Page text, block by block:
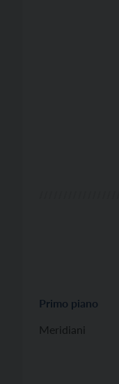
Primo piano
Meridiani